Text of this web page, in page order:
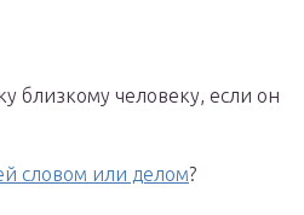
близкому человеку, если он
словом или делом?